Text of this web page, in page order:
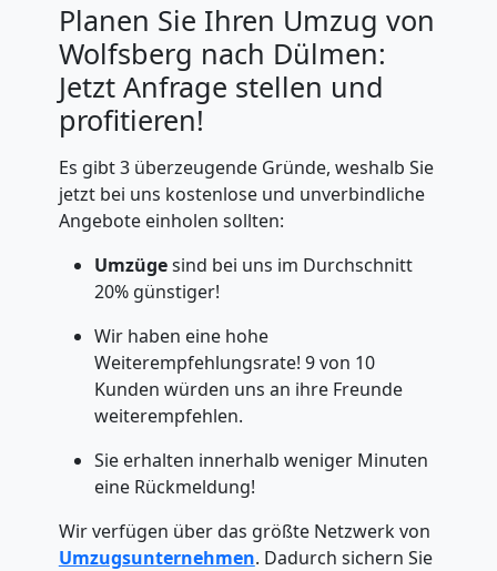
Planen Sie Ihren Umzug von
Wolfsberg nach Dülmen:
Jetzt Anfrage stellen und
profitieren!
Es gibt 3 überzeugende Gründe, weshalb Sie
jetzt bei uns kostenlose und unverbindliche
Angebote einholen sollten:
Umzügesind bei uns im Durchschnitt
20% günstiger!
Wir haben eine hohe
Weiterempfehlungsrate! 9 von 10
Kunden würden uns an ihre Freunde
weiterempfehlen.
Sie erhalten innerhalb weniger Minuten
eine Rückmeldung!
Wir verfügen über das größte Netzwerk von
Umzugsunternehmen. Dadurch sichern Sie